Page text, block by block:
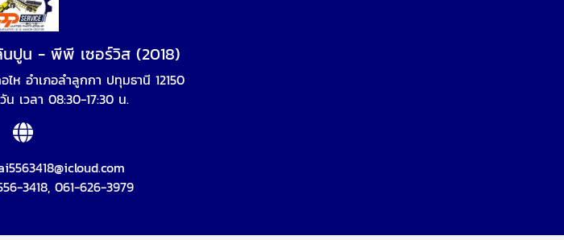
ปูน - พีพี เซอร์วิส (2018)
อำเภอลำลูกกา ปทุมธานี 12150
น เวลา 08:30-17:30 น.
3418, 061-626-3979